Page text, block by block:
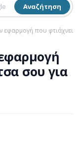
Αναζήτηση
εφαρμογή που φτιάχνει
σου για